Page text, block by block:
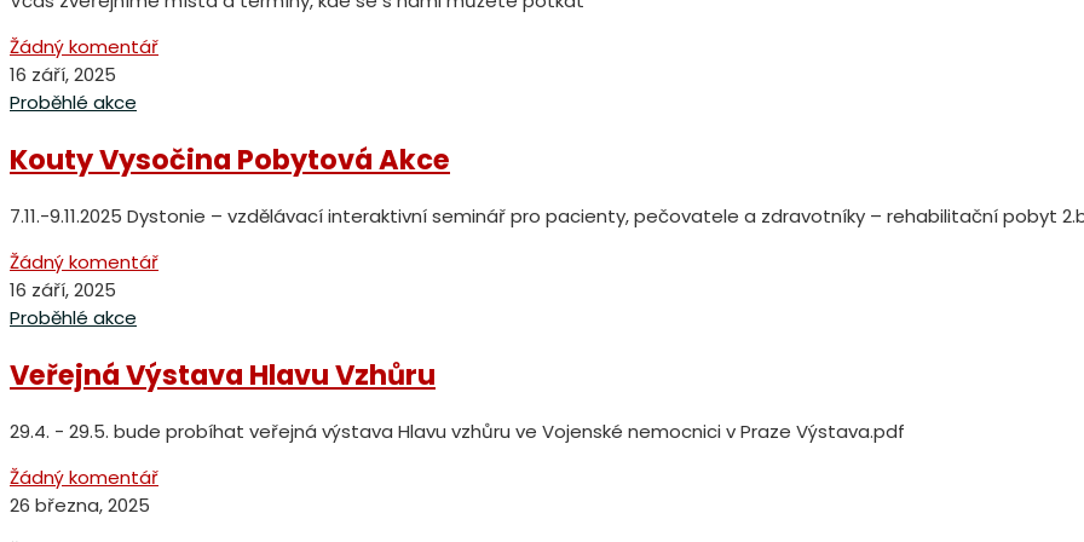
Žádný komentář
16 září, 2025
Proběhlé akce
Kouty Vysočina Pobytová Akce
7.11.-9.11.2025 Dystonie – vzdělávací interaktivní seminář pro pacienty, pečovatele a zdravotníky – rehabilitační pobyt
Žádný komentář
16 září, 2025
Proběhlé akce
Veřejná Výstava Hlavu Vzhůru
29.4. - 29.5. bude probíhat veřejná výstava Hlavu vzhůru ve Vojenské nemocnici v Praze Výstava.pdf
Žádný komentář
26 března, 2025